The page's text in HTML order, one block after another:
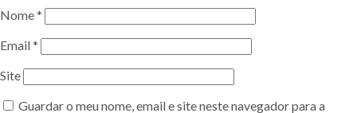
Nome*
Email*
Site
Guardar o meu nome, email e site neste navegador para a